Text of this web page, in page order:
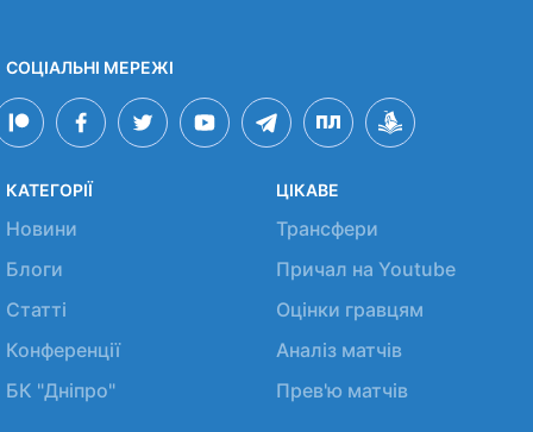
СОЦІАЛЬНІ МЕРЕЖІ
КАТЕГОРІЇ
Новини
Блоги
Статті
Конференції
БК "Дніпро"
ЦІКАВЕ
Трансфери
Причал на Youtube
Оцінки гравцям
Аналіз матчів
Прев'ю матчів